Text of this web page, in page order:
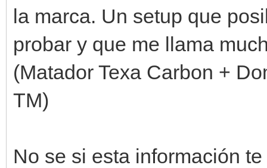
la marca. Un setup que
probar y que me llama
(Matador Texa Carbon +
TM)
No se si esta información